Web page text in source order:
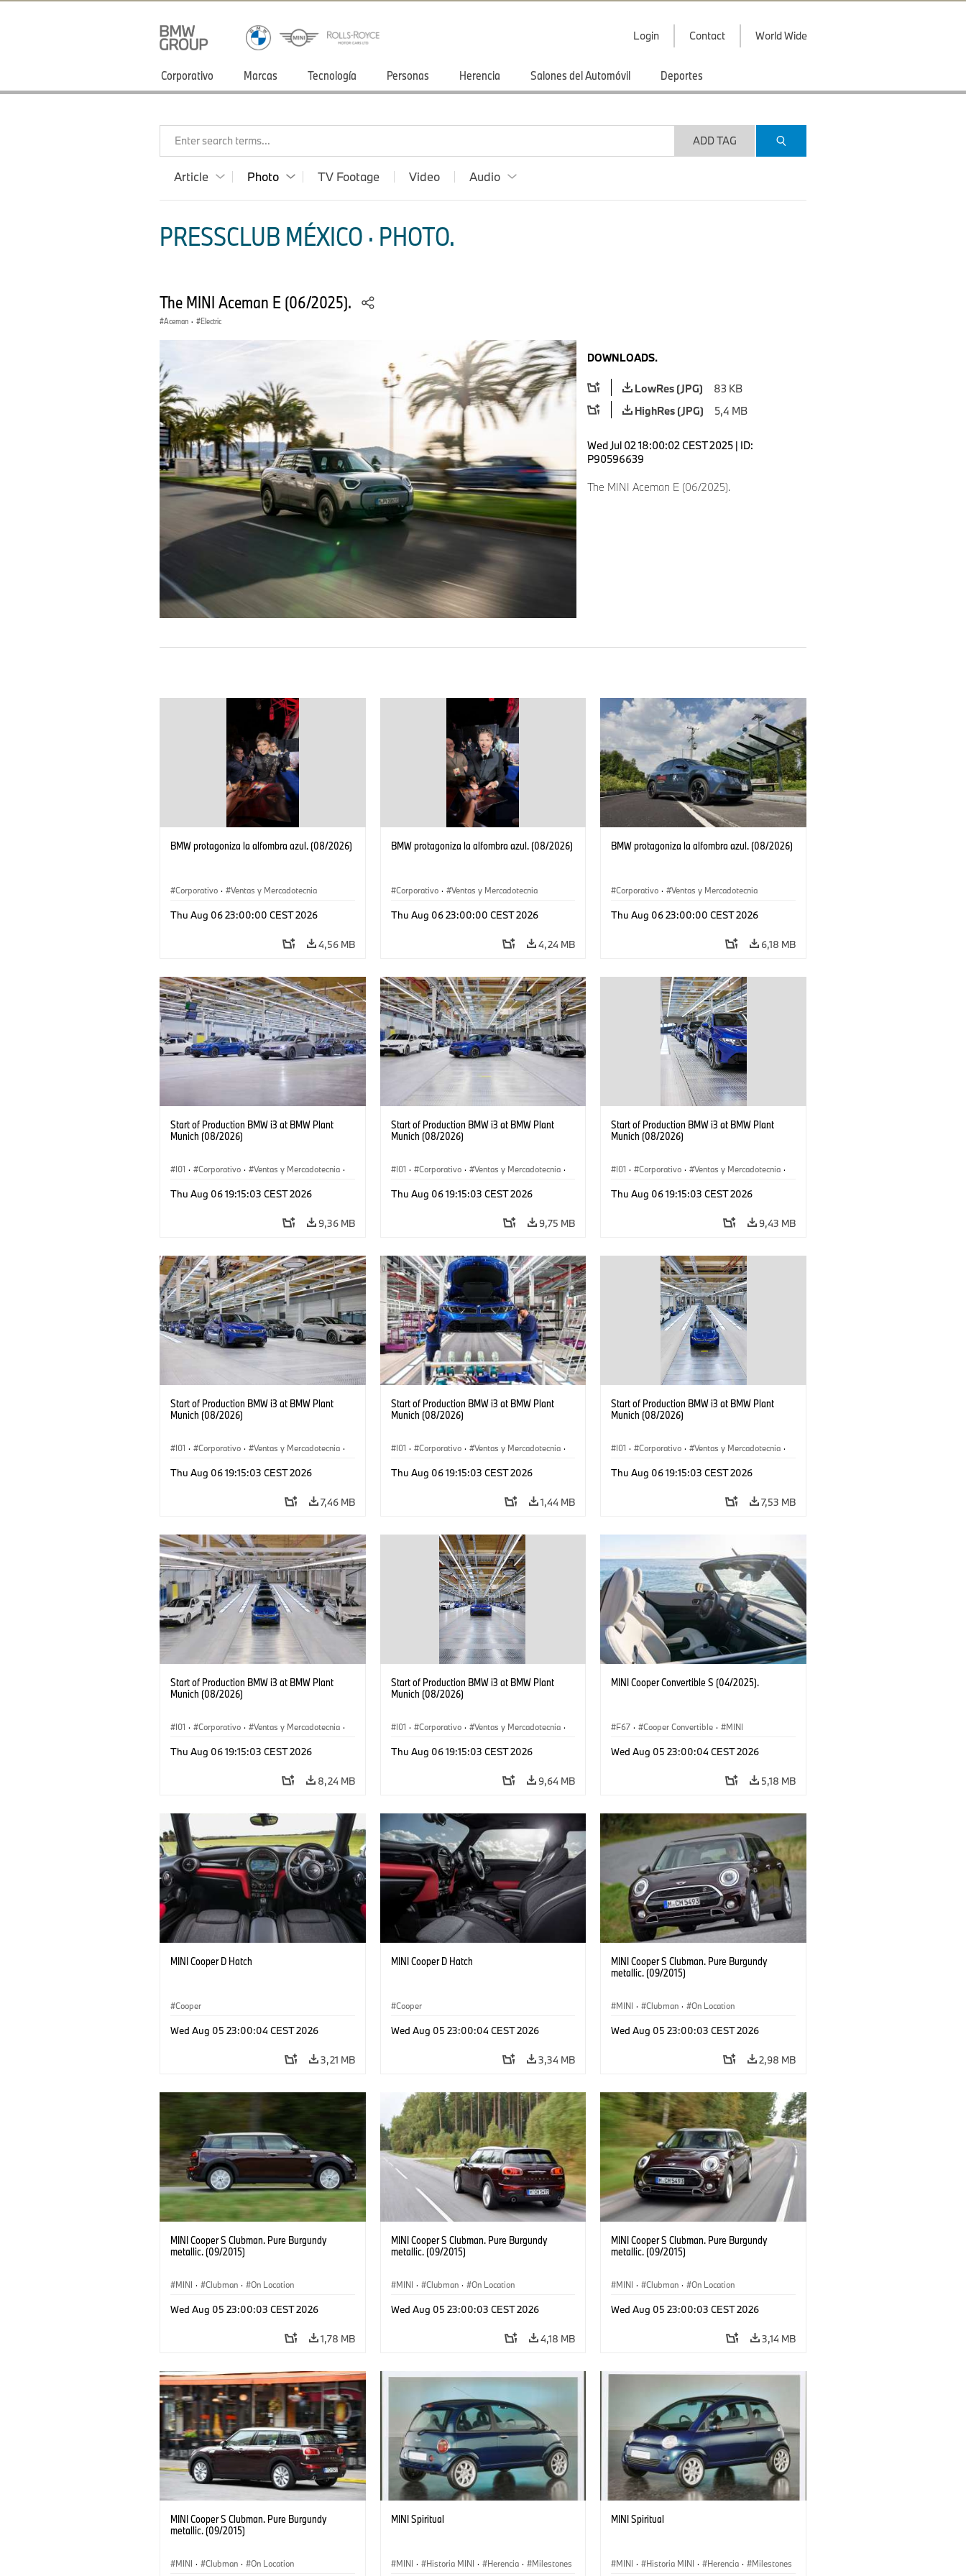
Login Contact World Wide
Corporativo Marcas Tecnología Personas Herencia Salones del Automóvil Deportes
Enter search terms... ADD TAG
Article Photo TV Footage Video Audio
PRESSCLUB MÉXICO · PHOTO.
The MINI Aceman E (06/2025).
Aceman · Electric
DOWNLOADS.
LowRes (JPG)
83 KB
HighRes (JPG)
5,4 MB
Wed Jul 02 18:00:02 CEST 2025 | ID:
P90596639
The MINI Aceman E (06/2025).
BMW protagoniza la alfombra azul. (08/2026)
Corporativo · Ventas y Mercadotecnia
Thu Aug 06 23:00:00 CEST 2026
4,56 MB
BMW protagoniza la alfombra azul. (08/2026)
Corporativo · Ventas y Mercadotecnia
Thu Aug 06 23:00:00 CEST 2026
4,24 MB
BMW protagoniza la alfombra azul. (08/2026)
Corporativo · Ventas y Mercadotecnia
Thu Aug 06 23:00:00 CEST 2026
6,18 MB
Start of Production BMW i3 at BMW Plant
Munich (08/2026)
I01 · Corporativo · Ventas y Mercadotecnia ·
Thu Aug 06 19:15:03 CEST 2026
9,36 MB
Start of Production BMW i3 at BMW Plant
Munich (08/2026)
I01 · Corporativo · Ventas y Mercadotecnia ·
Thu Aug 06 19:15:03 CEST 2026
9,75 MB
Start of Production BMW i3 at BMW Plant
Munich (08/2026)
I01 · Corporativo · Ventas y Mercadotecnia ·
Thu Aug 06 19:15:03 CEST 2026
9,43 MB
Start of Production BMW i3 at BMW Plant
Munich (08/2026)
I01 · Corporativo · Ventas y Mercadotecnia ·
Thu Aug 06 19:15:03 CEST 2026
7,46 MB
Start of Production BMW i3 at BMW Plant
Munich (08/2026)
I01 · Corporativo · Ventas y Mercadotecnia ·
Thu Aug 06 19:15:03 CEST 2026
1,44 MB
Start of Production BMW i3 at BMW Plant
Munich (08/2026)
I01 · Corporativo · Ventas y Mercadotecnia ·
Thu Aug 06 19:15:03 CEST 2026
7,53 MB
Start of Production BMW i3 at BMW Plant
Munich (08/2026)
I01 · Corporativo · Ventas y Mercadotecnia ·
Thu Aug 06 19:15:03 CEST 2026
8,24 MB
Start of Production BMW i3 at BMW Plant
Munich (08/2026)
I01 · Corporativo · Ventas y Mercadotecnia ·
Thu Aug 06 19:15:03 CEST 2026
9,64 MB
MINI Cooper Convertible S (04/2025).
F67 · Cooper Convertible · MINI
Wed Aug 05 23:00:04 CEST 2026
5,18 MB
MINI Cooper D Hatch
Cooper
Wed Aug 05 23:00:04 CEST 2026
3,21 MB
MINI Cooper D Hatch
Cooper
Wed Aug 05 23:00:04 CEST 2026
3,34 MB
MINI Cooper S Clubman. Pure Burgundy
metallic. (09/2015)
MINI · Clubman · On Location
Wed Aug 05 23:00:03 CEST 2026
2,98 MB
MINI Cooper S Clubman. Pure Burgundy
metallic. (09/2015)
MINI · Clubman · On Location
Wed Aug 05 23:00:03 CEST 2026
1,78 MB
MINI Cooper S Clubman. Pure Burgundy
metallic. (09/2015)
MINI · Clubman · On Location
Wed Aug 05 23:00:03 CEST 2026
4,18 MB
MINI Cooper S Clubman. Pure Burgundy
metallic. (09/2015)
MINI · Clubman · On Location
Wed Aug 05 23:00:03 CEST 2026
3,14 MB
MINI Cooper S Clubman. Pure Burgundy
metallic. (09/2015)
MINI · Clubman · On Location
MINI Spiritual
MINI · Historia MINI · Herencia · Milestones
MINI Spiritual
MINI · Historia MINI · Herencia · Milestones